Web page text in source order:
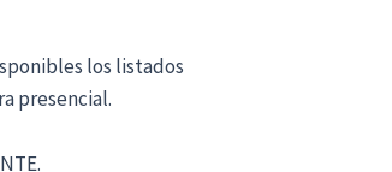
los listados
presencial.